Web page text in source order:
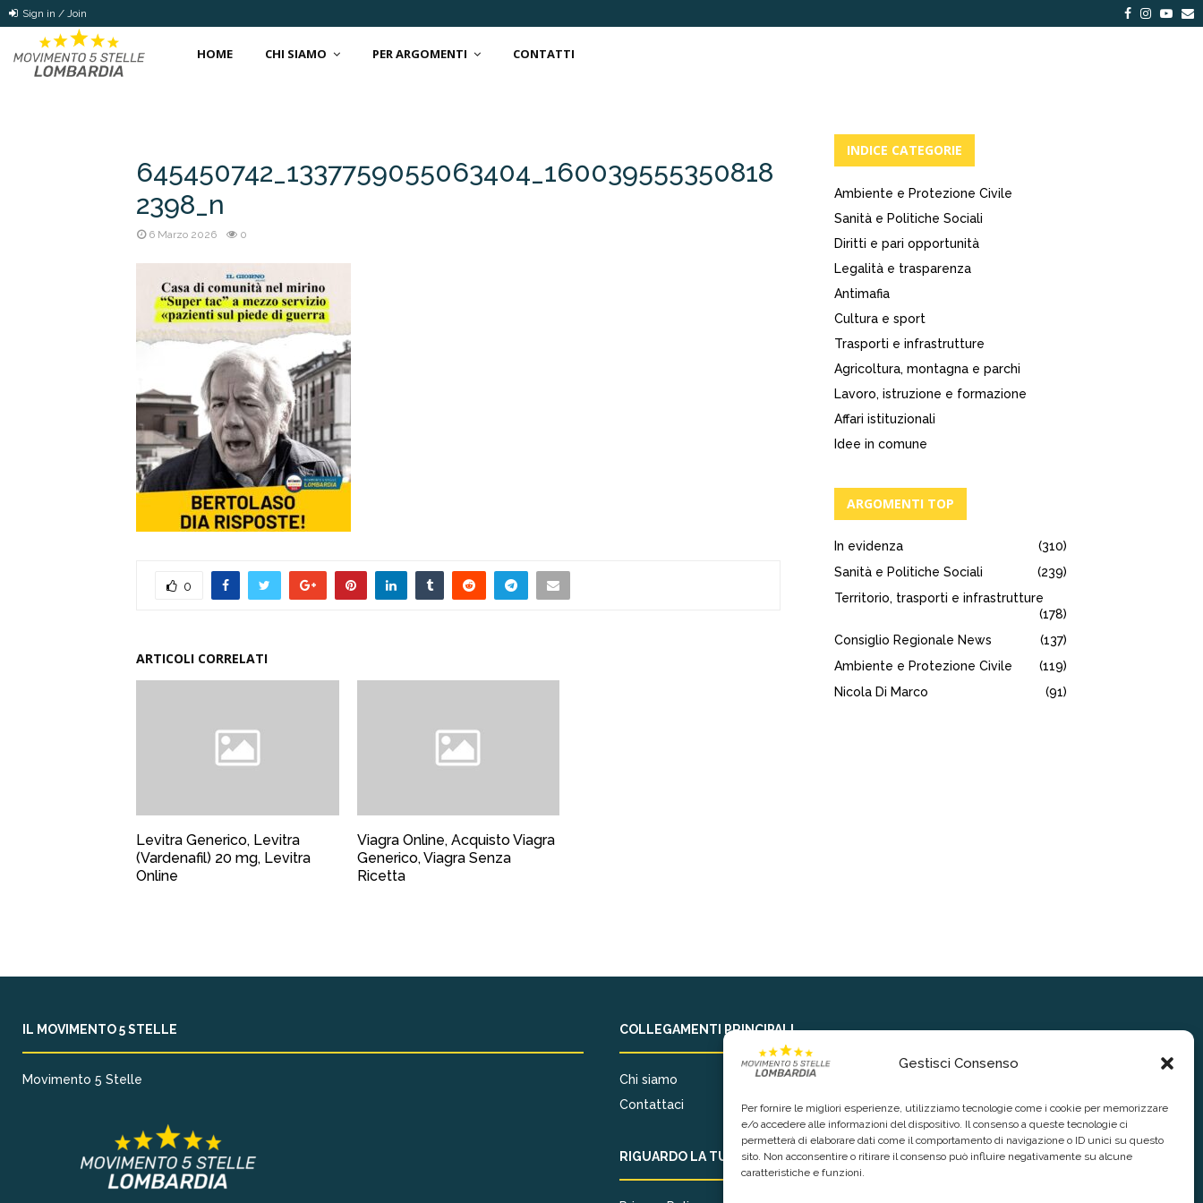
Gestisci Consenso
Per fornire le migliori esperienze, utilizziamo tecnologie come i cookie per memorizzare
e/o accedere alle informazioni del dispositivo. Il consenso a queste tecnologie ci
permetterà di elaborare dati come il comportamento di navigazione o ID unici su questo
sito. Non acconsentire o ritirare il consenso può influire negativamente su alcune
caratteristiche e funzioni.
Sign in / Join Facebook
HOME CHI SIAMO PER ARGOMENTI CONTATTI
645450742_1337759055063404_160039555350818
2398_n
6 Marzo 2026 0
0
ARTICOLI CORRELATI
Levitra Generico, Levitra
(Vardenafil) 20 mg, Levitra
Online
Viagra Online, Acquisto Viagra
Generico, Viagra Senza
Ricetta
INDICE CATEGORIE
Ambiente e Protezione Civile
Sanità e Politiche Sociali
Diritti e pari opportunità
Legalità e trasparenza
Antimafia
Cultura e sport
Trasporti e infrastrutture
Agricoltura, montagna e parchi
Lavoro, istruzione e formazione
Affari istituzionali
Idee in comune
ARGOMENTI TOP
In evidenza
(310)
Sanità e Politiche Sociali
(239)
Territorio, trasporti e infrastrutture
(178)
Consiglio Regionale News
(137)
Ambiente e Protezione Civile
(119)
Nicola Di Marco
(91)
IL MOVIMENTO 5 STELLE
Movimento 5 Stelle
COLLEGAMENTI PRINCIPALI
Chi siamo
Contattaci
RIGUARDO LA TUA PRIVACY